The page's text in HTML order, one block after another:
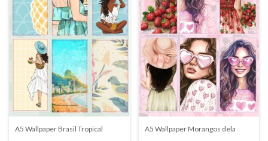
A5 Wallpaper Brasil Tropical A5 Wallpaper Morangos dela